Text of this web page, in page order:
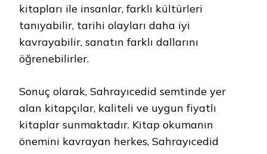
kitapları ile insanlar, farklı kültürleri
tanıyabilir, tarihi olayları daha iyi
kavrayabilir, sanatın farklı dallarını
öğrenebilirler.
Sonuç olarak, Sahrayıcedid semtinde yer
alan kitapçılar, kaliteli ve uygun fiyatlı
kitaplar sunmaktadır. Kitap okumanın
önemini kavrayan herkes, Sahrayıcedid